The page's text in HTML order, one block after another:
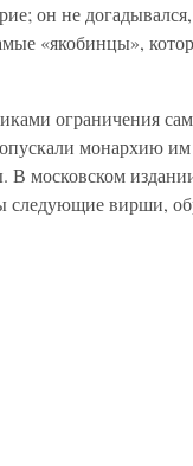
он не
«якобинцы»,
ограничения
монархию
московском
следующие вирши,